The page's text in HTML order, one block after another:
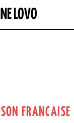
LOVO
FRANCAISE